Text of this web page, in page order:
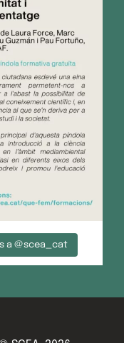
a @scea_cat